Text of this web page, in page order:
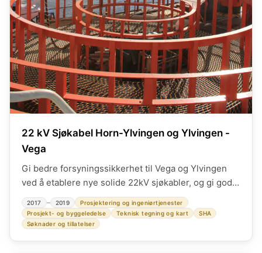
22 kV Sjøkabel Horn-Ylvingen og Ylvingen -
Vega
Gi bedre forsyningssikkerhet til Vega og Ylvingen
ved å etablere nye solide 22kV sjøkabler, og gi gode
omkoblingsmuligheter. Prosjektledelse på to
sjøkabler på totalt ca14 km. Herunder også anoder,
landtaksarbeid , liten LS-linje og kabelarbeid i alle 4
landtak. Riving og fjerning av eksisterende kabler.
2017 – 2019
Prosjektering og ingeniørtjenester
Prosjekt- og byggeledelse
Teknisk tegning og kart
SHA
Søknader og tillatelser